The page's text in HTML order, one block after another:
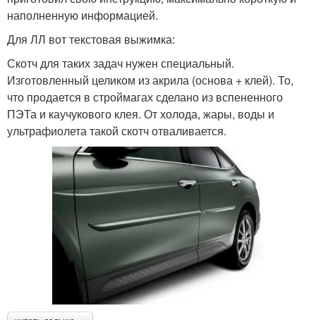
наполненную информацией.
Для ЛЛ вот текстовая выжимка:
Скотч для таких задач нужен специальный.
Изготовленный целиком из акрила (основа + клей). То,
что продается в строймагах сделано из вспененного
ПЭТа и каучукового клея. От холода, жары, воды и
ультрафиолета такой скотч отваливается.